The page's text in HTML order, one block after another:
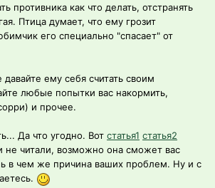
противника как что делать, отстранять
Птица думает, что ему грозит
его специально "спасает" от
ему себя считать своим
любые попытки вас накормить,
и прочее.
Да что угодно. Вот статья1 статья2
не читали, возможно она сможет вас
в чем же причина ваших проблем. Ну и с